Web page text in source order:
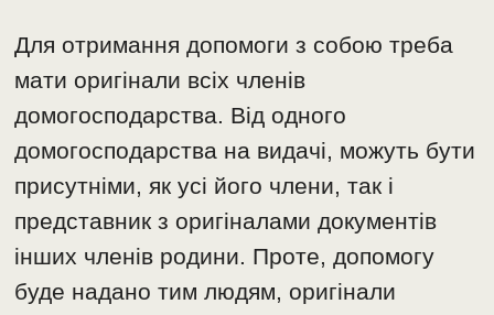
Для отримання допомоги з собою треба
мати оригінали всіх членів
домогосподарства. Від одного
домогосподарства на видачі, можуть бути
присутніми, як усі його члени, так і
представник з оригіналами документів
інших членів родини. Проте, допомогу
буде надано тим людям, оригінали